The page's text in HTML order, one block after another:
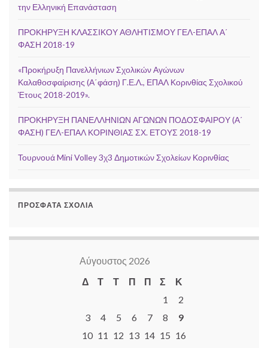
την Ελληνική Επανάσταση
ΠΡΟΚΗΡΥΞΗ ΚΛΑΣΣΙΚΟΥ ΑΘΛΗΤΙΣΜΟΥ ΓΕΛ-ΕΠΑΛ Α΄
ΦΑΣΗ 2018-19
«Προκήρυξη Πανελλήνιων Σχολικών Αγώνων
Καλαθοσφαίρισης (Α΄φάση) Γ.Ε.Λ., ΕΠΑΛ Κορινθίας Σχολικού
Έτους 2018-2019».
ΠΡΟΚΗΡΥΞΗ ΠΑΝΕΛΛΗΝΙΩΝ ΑΓΩΝΩΝ ΠΟΔΟΣΦΑΙΡΟΥ (Α΄
ΦΑΣΗ) ΓΕΛ-ΕΠΑΛ ΚΟΡΙΝΘΙΑΣ ΣΧ. ΕΤΟΥΣ 2018-19
Τουρνουά Mini Volley 3χ3 Δημοτικών Σχολείων Κορινθίας
ΠΡΌΣΦΑΤΑ ΣΧΌΛΙΑ
Αύγουστος 2026
Δ
Τ Τ Π Π Σ
Κ
1
2
3
4 5 6 7 8
9
10 11 12 13 14 15 16